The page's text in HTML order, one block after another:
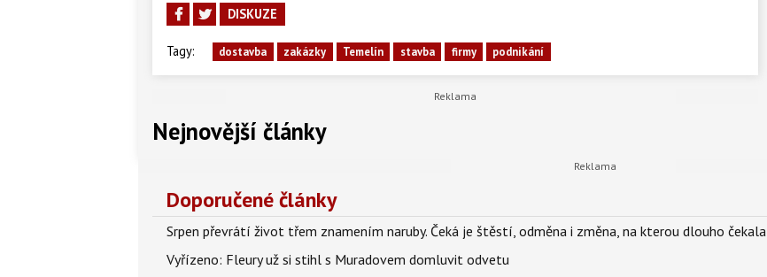
DISKUZE
Tagy: dostavba zakázky Temelín stavba firmy podnikání
Nejnovější články
Doporučené články
Srpen převrátí život třem znamením naruby. Čeká je štěstí, odměna i změna, na kterou dlouho čekala
Vyřízeno: Fleury už si stihl s Muradovem domluvit odvetu